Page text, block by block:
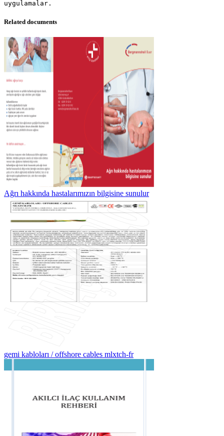
Related documents
Ağrı hakkında hastalarımızın bilgisine sunulur
gemi kabloları / offshore cables mlxtch-fr